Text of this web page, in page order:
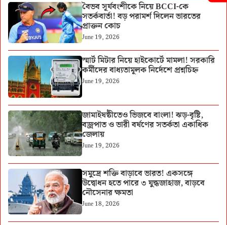
বৈভব সূর্যবংশীকে নিয়ে BCCI-কে
সতর্কবার্তা! বড় পরামর্শ দিলেন ভারতের
প্রাক্তন কোচ
June 19, 2026
স্মার্ট মিটার নিয়ে হাইকোর্টে মামলা! সরকারি
কর্মীদের বাধ্যতামূলক নির্দেশে প্রশ্নচিহ্ন
June 19, 2026
জামাইষষ্ঠীতেও ভিজবে বাংলা! ঝড়-বৃষ্টি,
বজ্রপাত ও ভারী বর্ষণের সতর্কতা একাধিক
জেলায়
June 19, 2026
সমুদ্রে শক্তি বাড়াবে ভারত! একসঙ্গে
উদ্বোধন হতে পারে ৩ যুদ্ধজাহাজ, বাড়বে
নৌসেনার ক্ষমতা
June 18, 2026